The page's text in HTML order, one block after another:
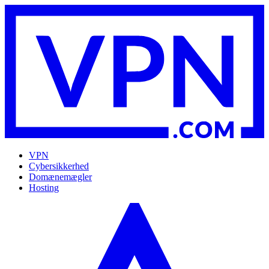
VPN
Cybersikkerhed
Domænemægler
Hosting